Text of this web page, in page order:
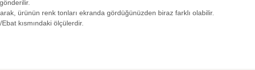
ürünün renk tonları ekranda gördüğünüzden biraz farklı olabilir.
kısmındaki ölçülerdir.